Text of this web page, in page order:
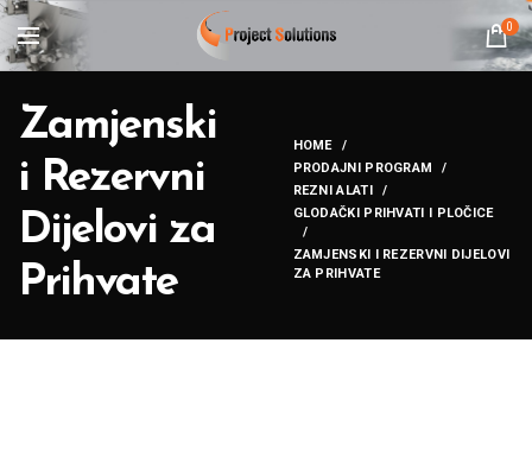
0
Zamjenski
i Rezervni
Dijelovi za
Prihvate
HOME
PRODAJNI PROGRAM
REZNI ALATI
GLODAČKI PRIHVATI I PLOČICE
ZAMJENSKI I REZERVNI DIJELOVI
ZA PRIHVATE